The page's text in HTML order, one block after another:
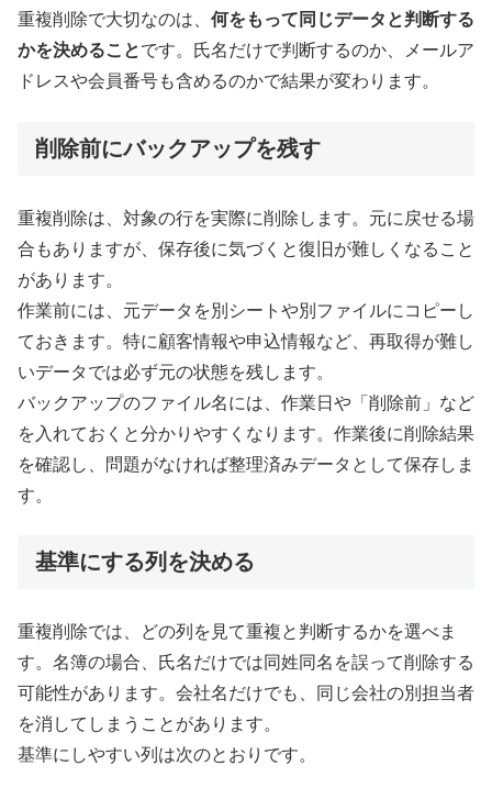
重複削除で大切なのは、 何をもって同じデータと判断する
かを決めることです。氏名だけで判断するのか、メールア
ドレスや会員番号も含めるのかで結果が変わります。
削除前にバックアップを残す
重複削除は、対象の行を実際に削除します。元に戻せる場
合もありますが、保存後に気づくと復旧が難しくなること
があります。
作業前には、元データを別シートや別ファイルにコピーし
ておきます。特に顧客情報や申込情報など、再取得が難し
いデータでは必ず元の状態を残します。
バックアップのファイル名には、作業日や「削除前」など
を入れておくと分かりやすくなります。作業後に削除結果
を確認し、問題がなければ整理済みデータとして保存しま
す。
基準にする列を決める
重複削除では、どの列を見て重複と判断するかを選べま
す。名簿の場合、氏名だけでは同姓同名を誤って削除する
可能性があります。会社名だけでも、同じ会社の別担当者
を消してしまうことがあります。
基準にしやすい列は次のとおりです。